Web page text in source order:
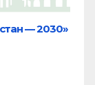
— 2030»